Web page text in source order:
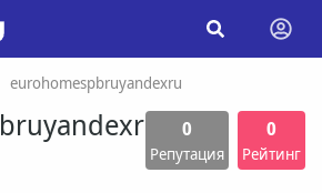
eurohomespbruyandexru
0
Репутация
0
Рейтинг